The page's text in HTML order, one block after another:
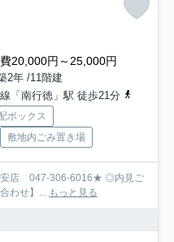
20,000円～25,000円
2年 /11階建
「南行徳」駅 徒歩21分
ボックス
敷地内ごみ置き場
047-306-6016★ ◎内見ご
わせ】...
もっと見る